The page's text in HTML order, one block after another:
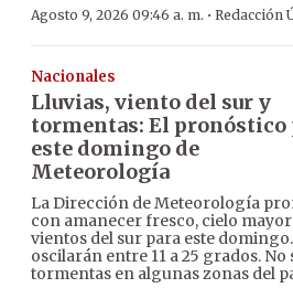
Agosto 9, 2026 09:46 a. m. · Redacción
Nacionales
Lluvias, viento del sur y
tormentas: El pronóstico
este domingo de
Meteorología
La Dirección de Meteorología
con amanecer fresco, cielo
vientos del sur para este
oscilarán entre 11 a 25 grados.
tormentas en algunas zonas del